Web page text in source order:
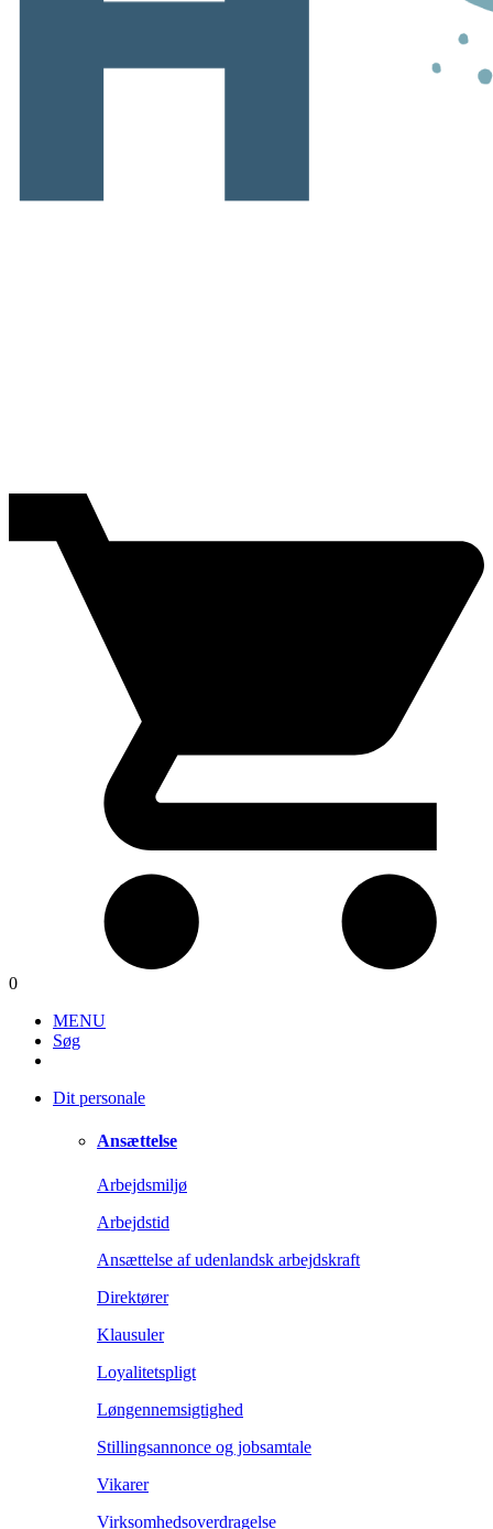
0
MENU
Søg
Dit personale
Ansættelse
Arbejdsmiljø
Arbejdstid
Ansættelse af udenlandsk arbejdskraft
Direktører
Klausuler
Loyalitetspligt
Løngennemsigtighed
Stillingsannonce og jobsamtale
Vikarer
Virksomhedsoverdragelse